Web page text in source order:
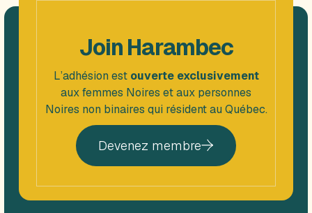
Join Harambec
L’adhésion est ouverte exclusivement
aux femmes Noires et aux personnes
Noires non binaires qui résident au Québec.
Devenez membre